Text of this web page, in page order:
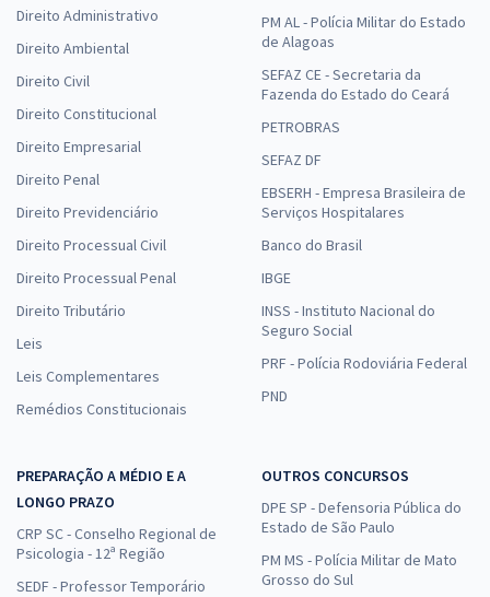
Direito Administrativo
Direito Ambiental
Direito Civil
Direito Constitucional
Direito Empresarial
Direito Penal
Direito Previdenciário
Direito Processual Civil
Direito Processual Penal
Direito Tributário
Leis
Leis Complementares
Remédios Constitucionais
PM AL - Polícia Militar do Estado
de Alagoas
SEFAZ CE - Secretaria da
Fazenda do Estado do Ceará
PETROBRAS
SEFAZ DF
EBSERH - Empresa Brasileira de
Serviços Hospitalares
Banco do Brasil
IBGE
INSS - Instituto Nacional do
Seguro Social
PRF - Polícia Rodoviária Federal
PND
PREPARAÇÃO A MÉDIO E A
LONGO PRAZO
CRP SC - Conselho Regional de
Psicologia - 12ª Região
SEDF - Professor Temporário
OUTROS CONCURSOS
DPE SP - Defensoria Pública do
Estado de São Paulo
PM MS - Polícia Militar de Mato
Grosso do Sul